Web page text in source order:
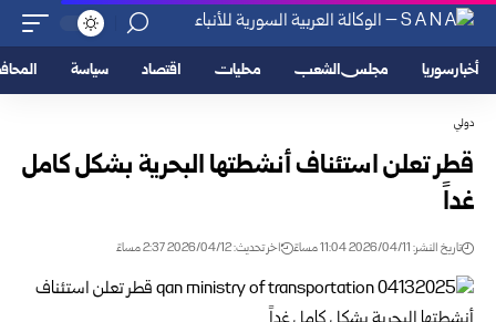
أخبار سوريا مجلس الشعب محليات اقتصاد سياسة
دولي
قطر تعلن استئناف أنشطتها البحرية بشكل كامل
غداً
تاريخ النشر: 2026/04/11 11:04 مساءً اخر تحديث: 2026/04/12 2:37 مساءً